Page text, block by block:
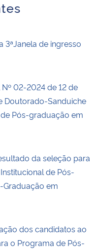
3ªJanela de ingresso
02-2024 de 12 de
Doutorado-Sanduiche
Pós-graduação em
da seleção para
de Pós-
em
dos candidatos ao
o Programa de Pós-